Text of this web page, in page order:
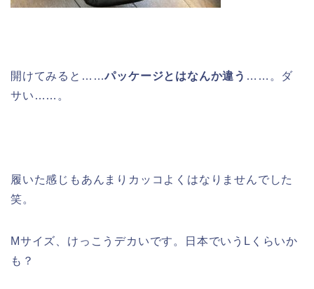
開けてみると……パッケージとはなんか違う ……。ダ
サい……。
履いた感じもあんまりカッコよくはなりませんでした
笑。
Mサイズ、けっこうデカいです。日本でいうLくらいか
も？